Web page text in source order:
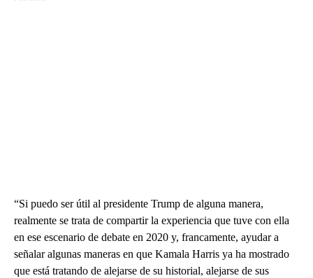
“Si puedo ser útil al presidente Trump de alguna manera,
realmente se trata de compartir la experiencia que tuve con ella
en ese escenario de debate en 2020 y, francamente, ayudar a
señalar algunas maneras en que Kamala Harris ya ha mostrado
que está tratando de alejarse de su historial, alejarse de sus